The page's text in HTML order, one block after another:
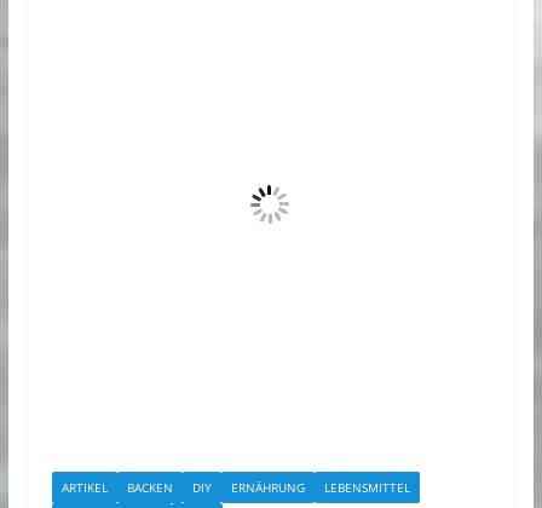
ARTIKEL BACKEN DIY ERNÄHRUNG
LEBENSMITTEL